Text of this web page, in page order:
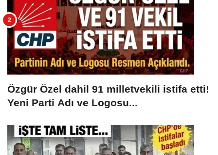
Özgür Özel dahil 91 milletvekili istifa etti!
Yeni Parti Adı ve Logosu...